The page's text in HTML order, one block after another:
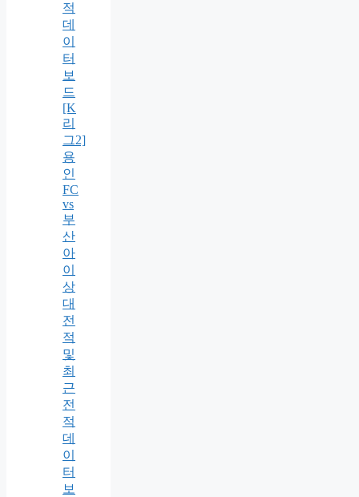
적
데
이
터
보
드
[K
리
그2]
용
인
FC
vs
부
산
아
이
상
대
전
적
및
최
근
전
적
데
이
터
보